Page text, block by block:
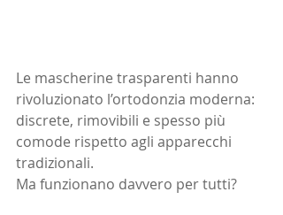
Le mascherine trasparenti hanno
rivoluzionato l’ortodonzia moderna:
discrete, rimovibili e spesso più
comode rispetto agli apparecchi
tradizionali.
Ma funzionano davvero per tutti?